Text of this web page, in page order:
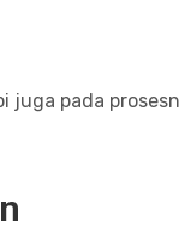
pada